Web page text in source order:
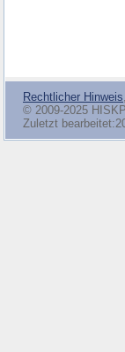
Rechtlicher Hinweis,
© 2009-2025
Zuletzt